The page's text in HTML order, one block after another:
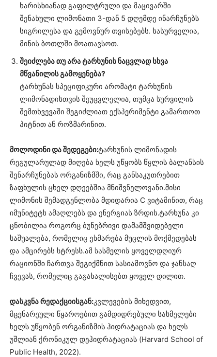
ხარისხიანად გაფილტრული და მაცივარში
შენახული ლიმონათი 3-დან 5 დღემდე ინარჩუნებს
სიგრილესა და გემოვნურ თვისებებს. სასურველია,
მინის ბოთლში მოათავსოთ.
შეიძლება თუ არა ტარხუნის ნაცვლად სხვა
მწვანილის გამოყენება?
ტარხუნას სპეციფიკური არომატი ტარხუნის
ლიმონადისთვის შეუცვლელია, თუმცა სურვილის
შემთხვევაში შეგიძლიათ ექსპერიმენტი გამართოთ
პიტნით ან როზმარინით.
მოლოდინი და შედეგები:ტარხუნის ლიმონადის
რეგულარულად მიღება ხელს უწყობს წყლის ბალანსის
შენარჩუნებას ორგანიზმში, რაც განსაკუთრებით
ზაფხულის ცხელ დღეებშია მნიშვნელოვანი.მისი
ლიმონის შემადგენლობა მდიდარია C ვიტამინით, რაც
იმუნიტეტს ამაღლებს და ენერგიას ზრდის.ტარხუნა კი
ცნობილია როგორც ბუნებრივი დამამშვიდებელი
საშუალება, რომელიც ეხმარება მუცლის მოქმედებას
და ამცირებს სტრესს.ამ სასმელის ყოველდღიურ
რაციონში ჩართვა შეგიქმნით სასიამოვნო და ჯანსაღ
ჩვევას, რომელიც გაგახალისებთ ყოველ დილით.
დასკვნა რედაქციისგან:კვლევების მიხედვით,
მცენარეული წყაროებით გამდიდრებული სასმელები
ხელს უწყობენ ორგანიზმის ჰიდრატაციას და ხელს
უშლიან ქრონიკულ დეჰიდრატაციას (Harvard School of
Public Health, 2022).